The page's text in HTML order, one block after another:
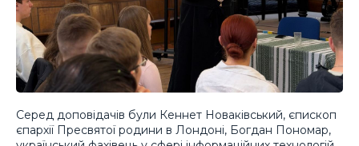
Серед доповідачів були Кеннет Новаківський, єпископ
єпархії Пресвятої родини в Лондоні, Богдан Пономар,